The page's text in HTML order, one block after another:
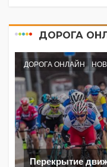
ДОРОГА
ДОРОГА ОНЛАЙН
Перекрытие